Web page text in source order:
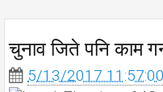
चुनाव जिते पनि काम
5/13/2017